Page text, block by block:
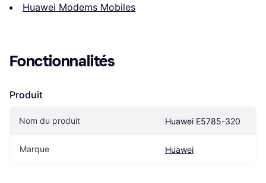
Huawei Modems Mobiles
Fonctionnalités
Produit
Nom du produit Huawei E5785-320
Marque Huawei